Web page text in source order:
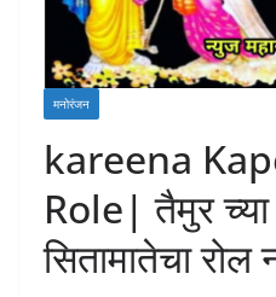
मनोरंजन
kareena
Role| तैमुर च्या
सितामातेचा